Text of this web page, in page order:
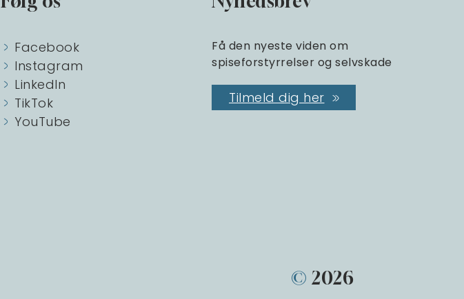
Facebook
Instagram
LinkedIn
TikTok
YouTube
Få den nyeste viden om
spiseforstyrrelser og selvskade
Tilmeld dig her
© 2026